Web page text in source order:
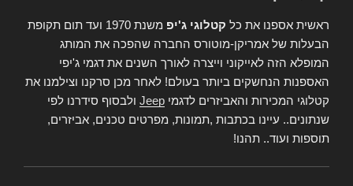
ראשית אספנו את כל קטלוגי ג'יפ
משנת 1970 ועד תום תקופת
הבעלות של אמריקן-מוטורס החברה שהפכה את המותג
המופלא הזה לאייקוני וייצרה לאורך השנים את דגמי ג'יפי
האספנות הנחשקים ביותר בעולם! לאחר מכן סרקנו וצילמנו את
קטלוגי המכירות והאביזרים לדגמי Jeep ולבסוף סידרנו לפי
שנתונים.. עיינו בכתבות ,תמונות, מפרטים טכנים, אביזרים,
תוספות ועוד.. תהנו!